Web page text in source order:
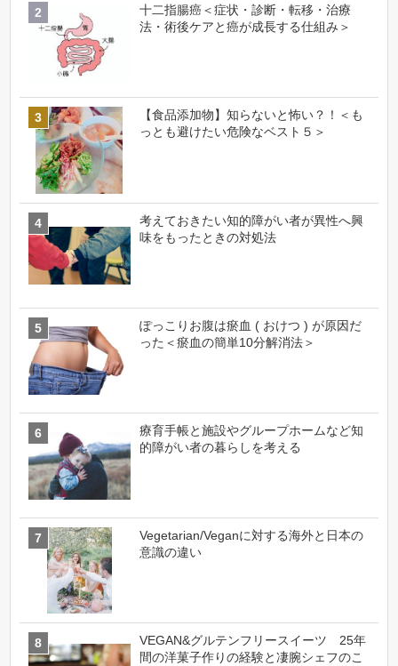
十二指腸癌＜症状・診断・転移・治療
法・術後ケアと癌が成長する仕組み＞
【食品添加物】知らないと怖い？！＜も
っとも避けたい危険なベスト５＞
考えておきたい知的障がい者が異性へ興
味をもったときの対処法
ぽっこりお腹は瘀血 ( おけつ ) が原因だ
った＜瘀血の簡単10分解消法＞
療育手帳と施設やグループホームなど知
的障がい者の暮らしを考える
Vegetarian/Veganに対する海外と日本の
意識の違い
VEGAN&グルテンフリースイーツ 25年
間の洋菓子作りの経験と凄腕シェフのこ